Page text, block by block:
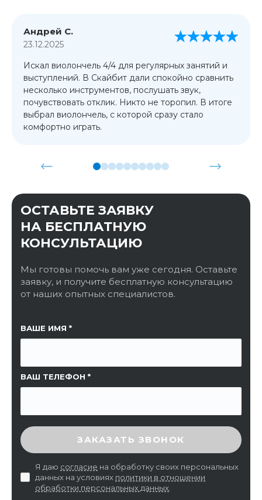
Андрей С.
23.12.2025
Искал виолончель 4/4 для регулярных занятий и
выступлений. В Скайбит дали спокойно сравнить
несколько инструментов, послушать звук,
почувствовать отклик. Никто не торопил. В итоге
выбрал виолончель, с которой сразу стало
комфортно играть.
ОСТАВЬТЕ ЗАЯВКУ
НА БЕСПЛАТНУЮ
КОНСУЛЬТАЦИЮ
Мы готовы помочь вам уже сегодня. Оставьте
заявку, и получите бесплатную консультацию
от наших опытных специалистов.
ВАШЕ ИМЯ
ВАШ ТЕЛЕФОН
ССЫЛКА НА СТРАНИЦУ
ВВЕДИТЕ ПРОВЕРОЧНЫЙ КОД
ЗАКАЗАТЬ ЗВОНОК
Я даю согласие на обработку своих персональных
данных на условиях политики в отношении
обработки персональных данных